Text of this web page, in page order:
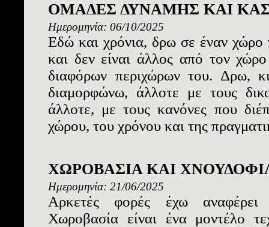
ΟΜΑΔΕΣ ΔΥΝΑΜΗΣ ΚΑΙ
Ημερομηνία: 06/10/2025
Εδώ και χρόνια, δρω σε έναν χώρο
και δεν είναι άλλος από τον
διαφόρων περιχώρων του. Δρω,
διαμορφώνω, άλλοτε με τους
άλλοτε, με τους κανόνες που
χώρου, του χρόνου και της
ΧΩΡΟΒΑΣΙΑ ΚΑΙ
Ημερομηνία: 21/06/2025
Αρκετές φορές έχω
Χωροβασία είναι ένα μοντέλο